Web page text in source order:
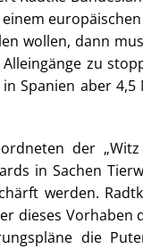
wollen, dann
zu
Spanien aber
der „Witz
in Sachen
werden.
dieses Vorhaben
die